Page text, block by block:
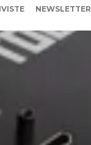
NEWSLETTER